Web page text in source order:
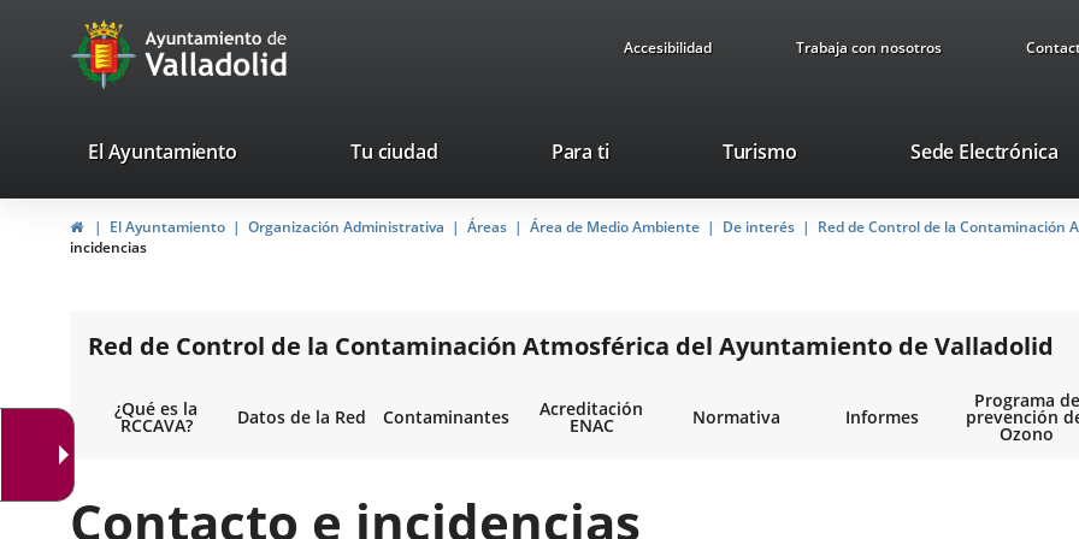
Portal
Web
Ayuntamiento
de
Valladolid
Accesibilidad Trabaja con nosotros
valladolid.es
El Ayuntamiento Tu ciudad Para ti TurismoEste
se
abrirá
nueva.
Sede Electrónica
InicioEl Ayuntamiento Organización Administrativa Áreas Área de Medio Ambiente De interés Red de Control de la Contaminación
incidencias
Red de Control de la Contaminación Atmosférica del Ayuntamiento de Valladolid
¿Qué es la
RCCAVA? Datos de la Red Contaminantes Acreditación
ENAC Normativa Informes
Programa de
prevención
Ozono
Contacto e incidencias